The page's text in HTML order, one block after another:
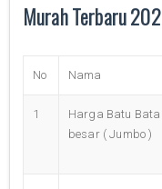
Murah Terbaru
No Nama
1
Harga Batu Bata
besar ( Jumbo )